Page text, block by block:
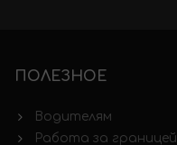
ПОЛЕЗНОЕ
Водителям
Работа за границей